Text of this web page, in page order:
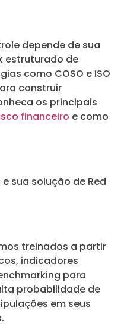
depende de sua
estruturado de
como COSO e ISO
construir
os principais
financeiro e como
sua solução de Red
treinados a partir
indicadores
para
probabilidade de
em seus